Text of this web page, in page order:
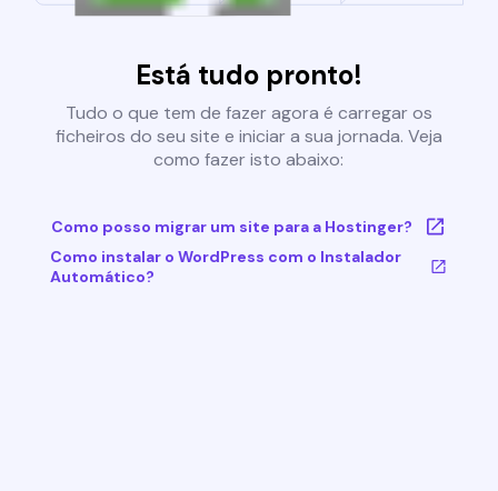
Está tudo pronto!
Tudo o que tem de fazer agora é carregar os
ficheiros do seu site e iniciar a sua jornada. Veja
como fazer isto abaixo:
Como posso migrar um site para a Hostinger?
Como instalar o WordPress com o Instalador
Automático?